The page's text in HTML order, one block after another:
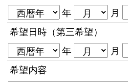
年
月
希望日時（第三希望）
年
月
希望内容